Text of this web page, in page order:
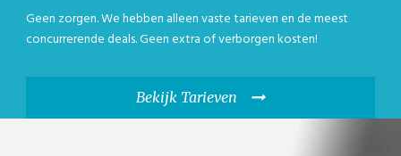
Geen zorgen. We hebben alleen vaste tarieven en de meest
concurrerende deals. Geen extra of verborgen kosten!
Bekijk Tarieven